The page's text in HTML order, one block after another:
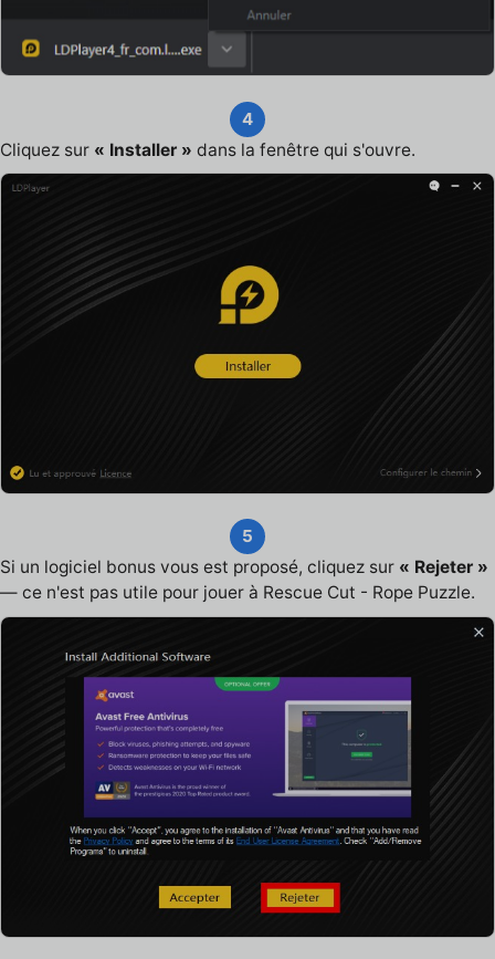
4
Cliquez sur « Installer » dans la fenêtre qui s'ouvre.
5
Si un logiciel bonus vous est proposé, cliquez sur « Rejeter »
— ce n'est pas utile pour jouer à Rescue Cut - Rope Puzzle.